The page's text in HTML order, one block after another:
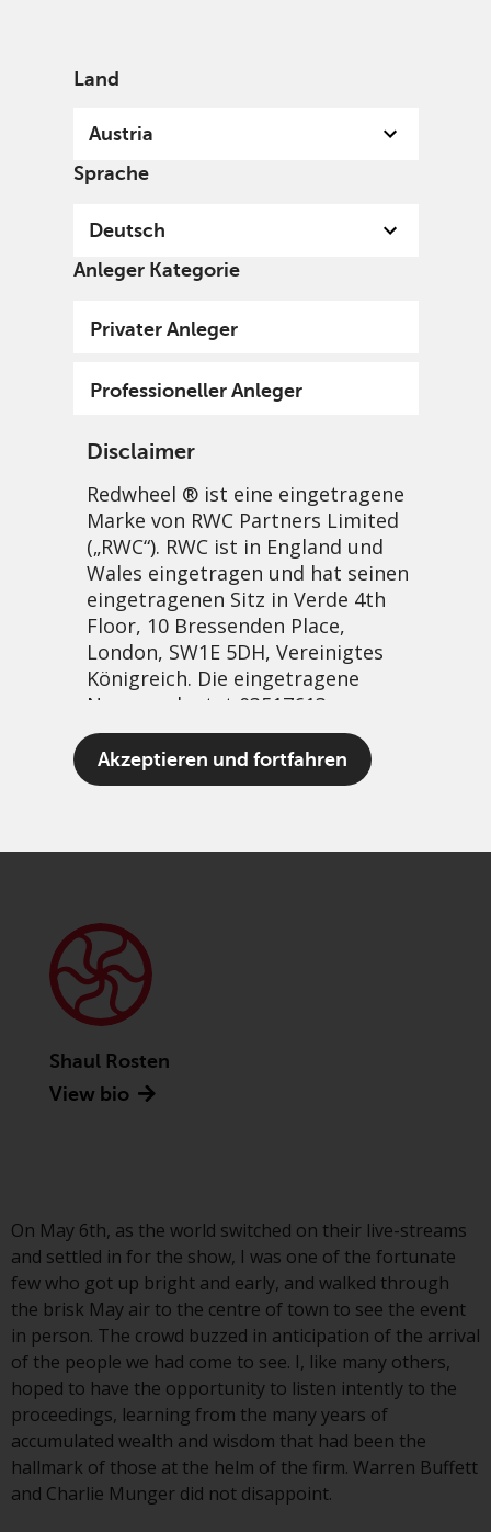
Land
Austria
Sprache
Deutsch
Anleger Kategorie
Privater Anleger
Professioneller Anleger
Disclaimer
Redwheel ® ist eine eingetragene
Marke von RWC Partners Limited
(„RWC“). RWC ist in England und
Wales eingetragen und hat seinen
eingetragenen Sitz in Verde 4th
Floor, 10 Bressenden Place,
London, SW1E 5DH, Vereinigtes
Königreich. Die eingetragene
Nummer lautet 03517613.
der britischen Financial Conduct
Authority und, im Fall von RWC
Asset Management LLP, von den
US Securities and Exchange
Commission zugelassen und
reguliert werden Exchange
Commission („SEC“); RWC Asset
als lizenzierte
Fondsverwaltungsgesellschaft
lizenziert ist; Redwheel Australia
Pty Ltd ist ein australischer
Finanzdienstleistungslizenznehmer
bei der Australian Securities and
Investment Commission; und
Redwheel Europe
Fondsmæglerselskab A/S, die von
der dänischen
Finanzaufsichtsbehörde reguliert
Akzeptieren und fortfahren
A Capitalist Coronation
18 Mai, 2023 | 12:56pm
Shaul Rosten
View bio
On May 6th, as the world switched on their live-streams
and settled in for the show, I was one of the fortunate
few who got up bright and early, and walked through
the brisk May air to the centre of town to see the event
in person. The crowd buzzed in anticipation of the arrival
of the people we had come to see. I, like many others,
hoped to have the opportunity to listen intently to the
proceedings, learning from the many years of
accumulated wealth and wisdom that had been the
hallmark of those at the helm of the firm. Warren Buffett
and Charlie Munger did not disappoint.